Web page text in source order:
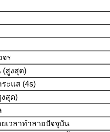
จร
สูงสุด)
ะแส (4s)
สุด)
เวลาทำลายปัจจุบัน